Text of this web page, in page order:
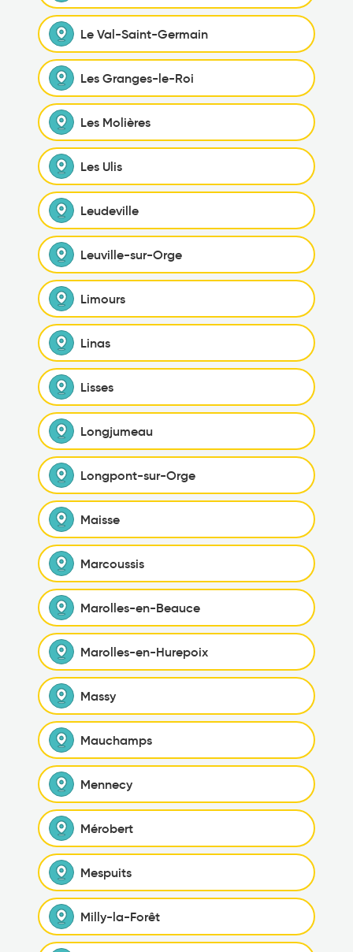
Le Val-Saint-Germain
Les Granges-le-Roi
Les Molières
Les Ulis
Leudeville
Leuville-sur-Orge
Limours
Linas
Lisses
Longjumeau
Longpont-sur-Orge
Maisse
Marcoussis
Marolles-en-Beauce
Marolles-en-Hurepoix
Massy
Mauchamps
Mennecy
Mérobert
Mespuits
Milly-la-Forêt